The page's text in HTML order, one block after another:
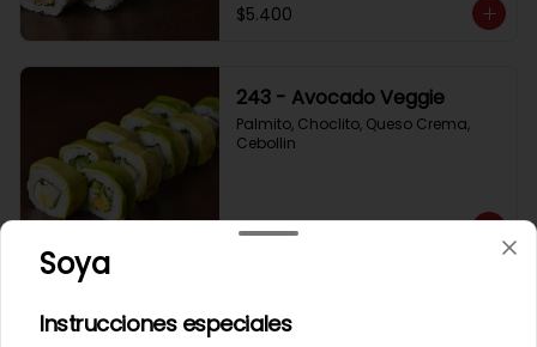
$5.400
243 - Avocado Veggie
Palmito, Choclito, Queso Crema,
Cebollin
$5.400
244 - Hot Mushroom
Soya
Instrucciones especiales